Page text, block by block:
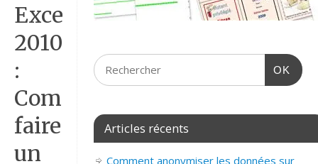
Excel
2010
:
Comment
faire
un
OK
Articles récents
Comment anonymiser les données sur